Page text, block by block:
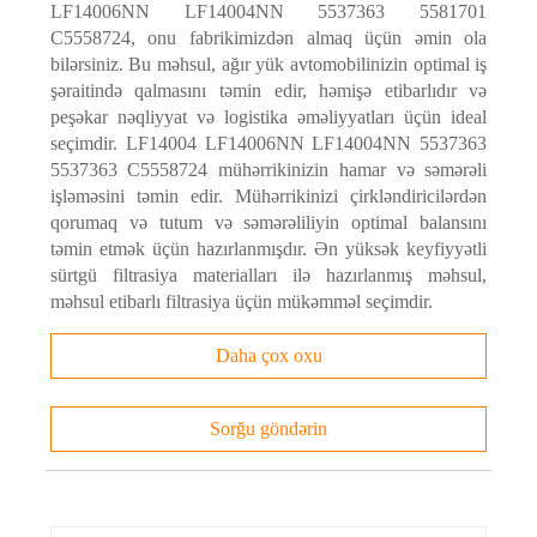
JCB üçün əvəzedici kağız filtr elementi
Mühərrikin ilk yağ filtrləri patron (və ya dəyişdirilə bilən element)
konstruksiyası idi, burada daimi korpusda dəyişdirilə bilən filtr elementi
və ya patron var idi. Korpus ya birbaşa mühərrikə, ya da onu mühərrikə
birləşdirən tədarük və qaytarma boruları ilə uzaqdan quraşdırılır. 1950-ci
illərin ortalarında, spin-on yağ filtri dizaynı təqdim edildi: montaj
yerindən açılmalı, atılmalı və yenisi ilə əvəz edilməli olan müstəqil
korpus və elementlər qrupu. Bu, filtr dəyişikliklərini daha rahat və
potensial olaraq daha az qarışıq etdi və tez bir zamanda dünya avtomobil
istehsalçıları tərəfindən quraşdırılan dominant yağ filtri növünə çevrildi.
avtomobillər üçün təklif edilmişdir. 1990-cı illərdə xüsusilə Avropa və
Kawasaki W175-də
motosikletin yağ
filtrləri. Köhnə (solda)
və yeni (sağda).
LF14006NN LF14004NN 5537363 5581701
C5558724, onu fabrikimizdən almaq üçün əmin ola
bilərsiniz. Bu məhsul, ağır yük avtomobilinizin optimal iş
şəraitində qalmasını təmin edir, həmişə etibarlıdır və
peşəkar nəqliyyat və logistika əməliyyatları üçün ideal
seçimdir. LF14004 LF14006NN LF14004NN 5537363
5537363 C5558724 mühərrikinizin hamar və səmərəli
işləməsini təmin edir. Mühərrikinizi çirkləndiricilərdən
qorumaq və tutum və səmərəliliyin optimal balansını
təmin etmək üçün hazırlanmışdır. Ən yüksək keyfiyyətli
sürtgü filtrasiya materialları ilə hazırlanmış məhsul,
məhsul etibarlı filtrasiya üçün mükəmməl seçimdir.
Daha çox oxu
Sorğu göndərin